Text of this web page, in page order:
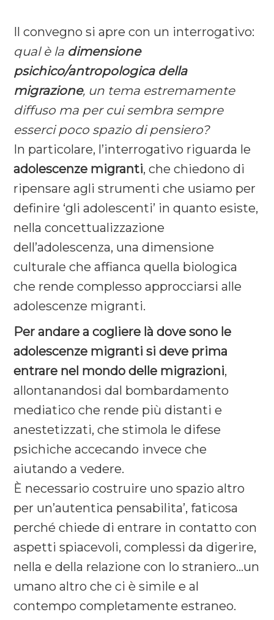
Il convegno si apre con un interrogativo:
qual è la dimensione
psichico/antropologica della
migrazione, un tema estremamente
diffuso ma per cui sembra sempre
esserci poco spazio di pensiero?
In particolare, l’interrogativo riguarda le
adolescenze migranti, che chiedono di
ripensare agli strumenti che usiamo per
definire ‘gli adolescenti’ in quanto esiste,
nella concettualizzazione
dell’adolescenza, una dimensione
culturale che affianca quella biologica
che rende complesso approcciarsi alle
adolescenze migranti.
Per andare a cogliere là dove sono le
adolescenze migranti si deve prima
entrare nel mondo delle migrazioni,
allontanandosi dal bombardamento
mediatico che rende più distanti e
anestetizzati, che stimola le difese
psichiche accecando invece che
aiutando a vedere.
È necessario costruire uno spazio altro
per un’autentica pensabilita’, faticosa
perché chiede di entrare in contatto con
aspetti spiacevoli, complessi da digerire,
nella e della relazione con lo straniero…un
umano altro che ci è simile e al
contempo completamente estraneo.